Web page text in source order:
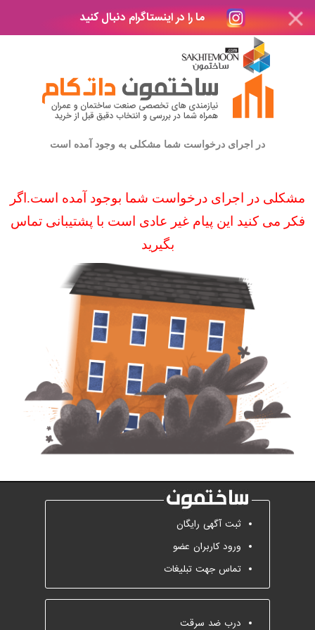
ما را در اینستاگرام دنبال کنید
در اجرای درخواست شما مشکلی به وجود آمده است
مشکلی در اجرای درخواست شما بوجود آمده است.اگر
فکر می کنید این پیام غیر عادی است با پشتیبانی تماس
بگیرید
ثبت آگهی رایگان
ورود کاربران عضو
تماس جهت تبلیغات
درب ضد سرقت